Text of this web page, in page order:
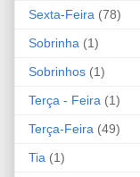
Sexta-Feira (78)
Sobrinha (1)
Sobrinhos (1)
Terça - Feira (1)
Terça-Feira (49)
Tia (1)